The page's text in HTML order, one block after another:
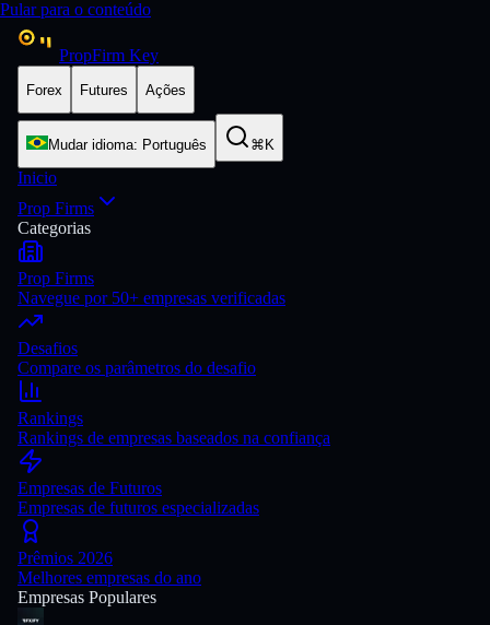
Pular para o conteúdo
PropFirm Key
Forex Futures Ações
Mudar idioma: Português ⌘K
Inicio
Prop Firms
Categorias
Prop Firms
Navegue por 50+ empresas verificadas
Desafios
Compare os parâmetros do desafio
Rankings
Rankings de empresas baseados na confiança
Empresas de Futuros
Empresas de futuros especializadas
Prêmios 2026
Melhores empresas do ano
Empresas Populares